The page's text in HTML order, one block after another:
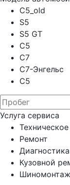
C5_old
S5
S5 GT
C5
C7
C7-Энгельс
C5
Услуга сервиса
Ремонт
Диагностика
Кузовной
Шиномонтаж